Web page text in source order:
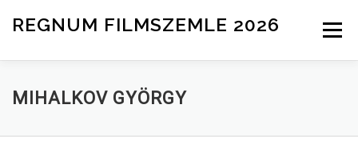
REGNUM FILMSZEMLE 2026 Menü
INFO ZSŰRI HÍREK
MIHALKOV GYÖRGY